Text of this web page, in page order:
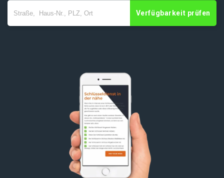
Verfügbarkeit prüfen